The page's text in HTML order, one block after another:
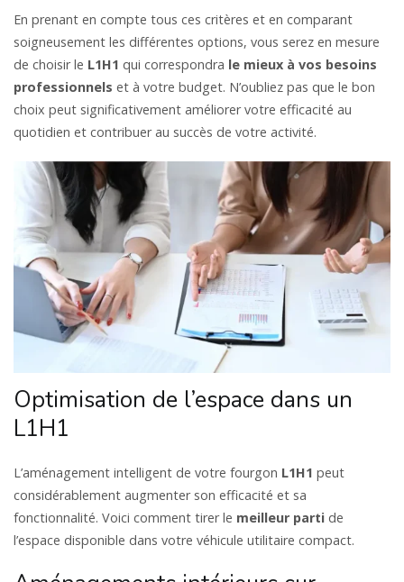
En prenant en compte tous ces critères et en comparant
soigneusement les différentes options, vous serez en mesure
de choisir le L1H1 qui correspondra le mieux à vos besoins
professionnels et à votre budget. N’oubliez pas que le bon
choix peut significativement améliorer votre efficacité au
quotidien et contribuer au succès de votre activité.
Optimisation de l’espace dans un
L1H1
L’aménagement intelligent de votre fourgon L1H1 peut
considérablement augmenter son efficacité et sa
fonctionnalité. Voici comment tirer le meilleur parti de
l’espace disponible dans votre véhicule utilitaire compact.